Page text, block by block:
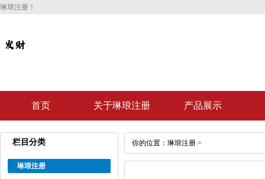
琳琅注册！
首页 关于琳琅注册 产品展示
栏目分类
琳琅注册
你的位置： 琳琅注册 >